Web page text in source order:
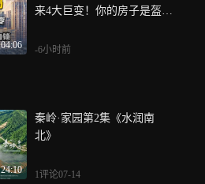
04:06
来4大巨变！你的房子是盔甲
-6小时前
24:10
秦岭·家园第2集《水润南
北》
1评论07-14